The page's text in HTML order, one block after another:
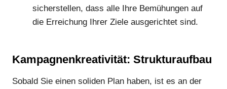
sicherstellen, dass alle Ihre Bemühungen auf
die Erreichung Ihrer Ziele ausgerichtet sind.
Kampagnenkreativität: Strukturaufbau
Sobald Sie einen soliden Plan haben, ist es an der